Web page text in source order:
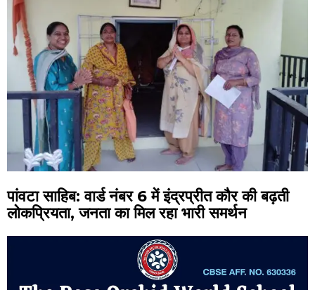
पांवटा साहिब: वार्ड नंबर 6 में इंद्रप्रीत कौर की बढ़ती
लोकप्रियता, जनता का मिल रहा भारी समर्थन